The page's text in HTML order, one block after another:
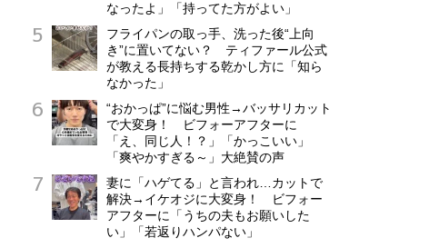
なったよ」「持ってた方がよい」
フライパンの取っ手、洗った後“上向
き”に置いてない？ ティファール公式
が教える長持ちする乾かし方に「知ら
なかった」
“おかっぱ”に悩む男性→バッサリカット
で大変身！ ビフォーアフターに
「え、同じ人！？」「かっこいい」
「爽やかすぎる～」大絶賛の声
妻に「ハゲてる」と言われ…カットで
解決→イケオジに大変身！ ビフォー
アフターに「うちの夫もお願いした
い」「若返りハンパない」